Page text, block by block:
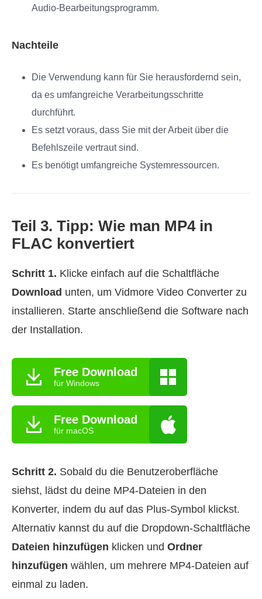
Audio-Bearbeitungsprogramm.
Nachteile
Die Verwendung kann für Sie herausfordernd sein,
da es umfangreiche Verarbeitungsschritte
durchführt.
Es setzt voraus, dass Sie mit der Arbeit über die
Befehlszeile vertraut sind.
Es benötigt umfangreiche Systemressourcen.
Teil 3. Tipp: Wie man MP4 in
FLAC konvertiert
Schritt 1. Klicke einfach auf die Schaltfläche
Download unten, um Vidmore Video Converter zu
installieren. Starte anschließend die Software nach
der Installation.
Free Download
für Windows
Free Download
für macOS
Schritt 2. Sobald du die Benutzeroberfläche
siehst, lädst du deine MP4-Dateien in den
Konverter, indem du auf das Plus-Symbol klickst.
Alternativ kannst du auf die Dropdown-Schaltfläche
Dateien hinzufügen klicken und Ordner
hinzufügen wählen, um mehrere MP4-Dateien auf
einmal zu laden.